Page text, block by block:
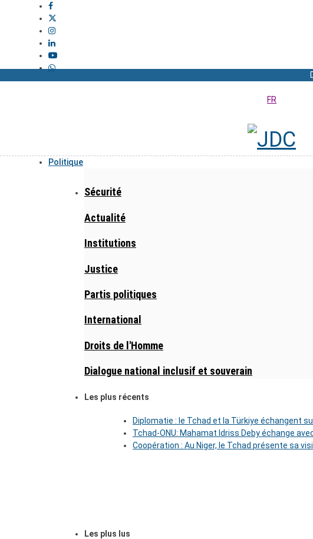
FR
Politique
Sécurité
Actualité
Institutions
Justice
Partis politiques
International
Droits de l'Homme
Dialogue national inclusif et souverain
Les plus récents
Diplomatie : le Tchad et la Türkiye échangent
Tchad-ONU: Mahamat Idriss Deby échange
Coopération : Au Niger, le Tchad présente sa
Les plus lus